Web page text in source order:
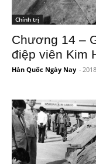
Chính trị
Chương 14 –
điệp viên Kim
Hàn Quốc Ngày Nay -